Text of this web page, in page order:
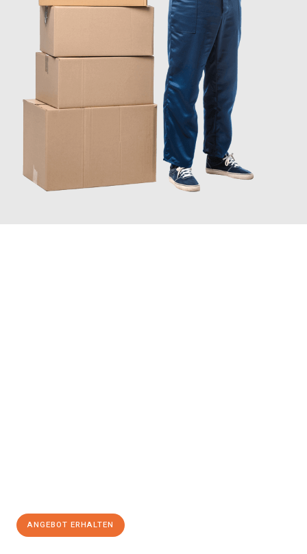
ANGEBOT ERHALTEN